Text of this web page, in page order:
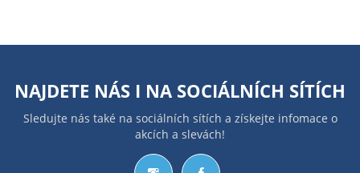
NAJDETE NÁS I NA SOCIÁLNÍCH SÍTÍCH
Sledujte nás také na sociálních sítích a získejte infomace o
akcích a slevách!